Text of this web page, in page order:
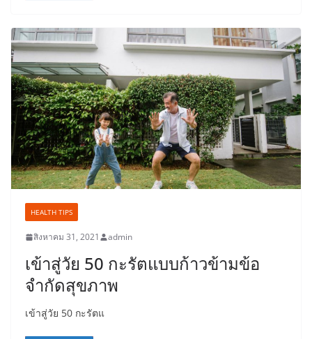
HEALTH TIPS
สิงหาคม 31, 2021 admin
เข้าสู่วัย 50 กะรัตแบบก้าวข้ามข้อ
จำกัดสุขภาพ
เข้าสู่วัย 50 กะรัตแ